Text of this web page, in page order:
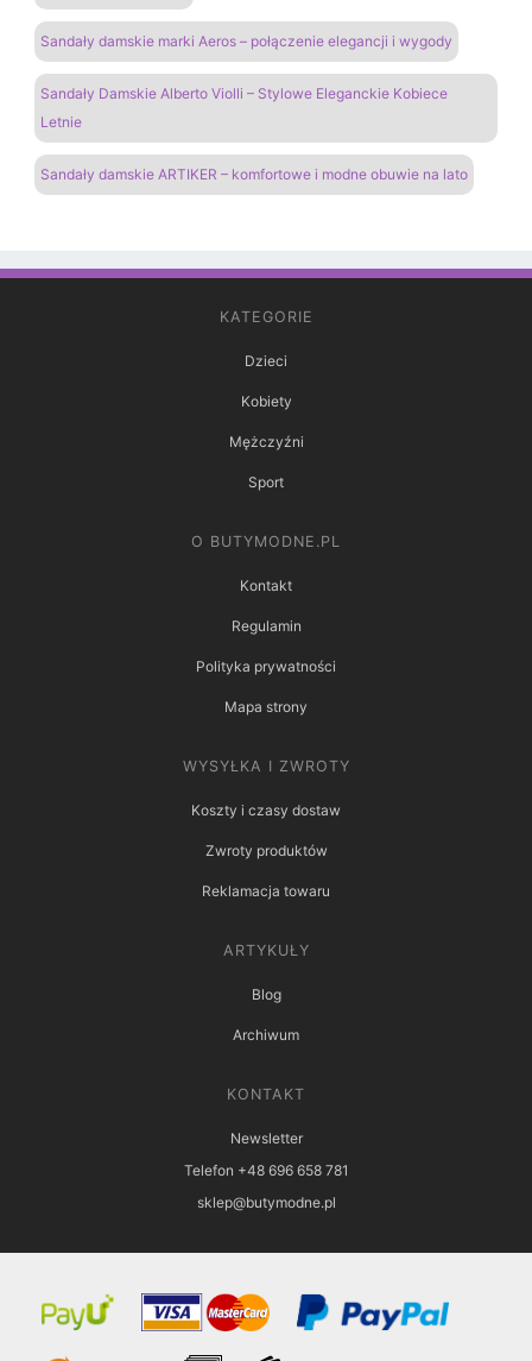
Sandały damskie marki Aeros – połączenie elegancji i wygody
Sandały Damskie Alberto Violli – Stylowe Eleganckie Kobiece
Letnie
Sandały damskie ARTIKER – komfortowe i modne obuwie na lato
KATEGORIE
Dzieci
Kobiety
Mężczyźni
Sport
O BUTYMODNE.PL
Kontakt
Regulamin
Polityka prywatności
Mapa strony
WYSYŁKA I ZWROTY
Koszty i czasy dostaw
Zwroty produktów
Reklamacja towaru
ARTYKUŁY
Blog
Archiwum
KONTAKT
Newsletter
Telefon +48 696 658 781
sklep@butymodne.pl